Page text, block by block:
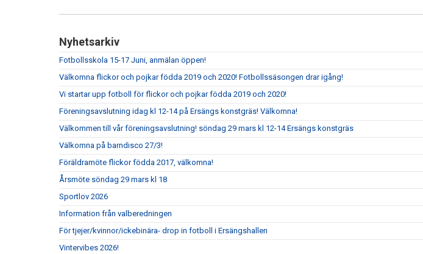
Nyhetsarkiv
Fotbollsskola 15-17 Juni, anmälan öppen!
Välkomna flickor och pojkar födda 2019 och 2020! Fotbollssäsongen drar igång!
Vi startar upp fotboll för flickor och pojkar födda 2019 och 2020!
Föreningsavslutning idag kl 12-14 på Ersängs konstgräs! Välkomna!
Välkommen till vår föreningsavslutning! söndag 29 mars kl 12-14 Ersängs konstgräs
Välkomna på barndisco 27/3!
Föräldramöte flickor födda 2017, välkomna!
Årsmöte söndag 29 mars kl 18
Sportlov 2026
Information från valberedningen
För tjejer/kvinnor/ickebinära- drop in fotboll i Ersängshallen
Vintervibes 2026!